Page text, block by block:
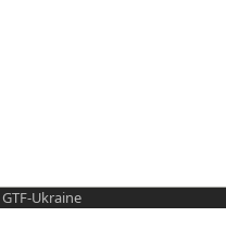
GTF-Ukraine